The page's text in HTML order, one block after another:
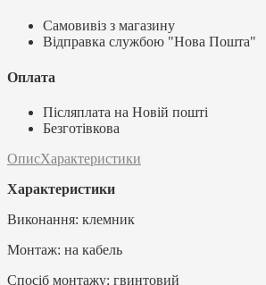
Самовивіз з магазину
Відправка службою "Нова Пошта"
Оплата
Післяплата на Новій пошті
Безготівкова
ОписХарактеристики
Характеристики
Виконання: клемник
Монтаж: на кабель
Спосіб монтажу: гвинтовий